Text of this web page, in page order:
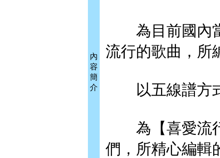
內
容
簡
介
為目前國內當
流行的歌曲，所
以五線譜方式
為【喜愛流行
們，所精心編輯